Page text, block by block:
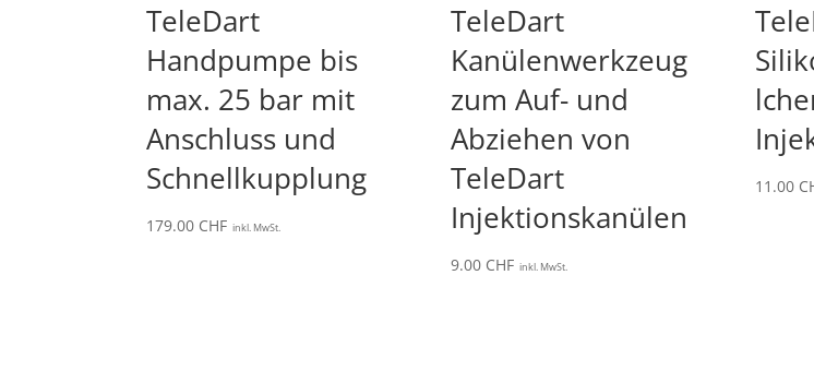
TeleDart
Handpumpe bis
max. 25 bar mit
Anschluss und
Schnellkupplung
179.00 CHF inkl. MwSt.
TeleDart
Kanülenwerkzeug
zum Auf- und
Abziehen von
TeleDart
Injektionskanülen
9.00 CHF inkl. MwSt.
11.00